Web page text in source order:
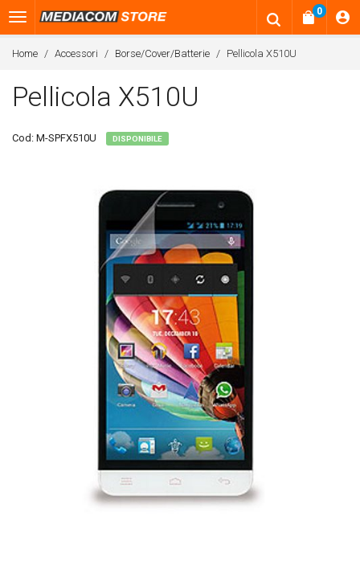
0
Home Accessori Borse/Cover/Batterie Pellicola X510U
Pellicola X510U
Cod: M-SPFX510U DISPONIBILE